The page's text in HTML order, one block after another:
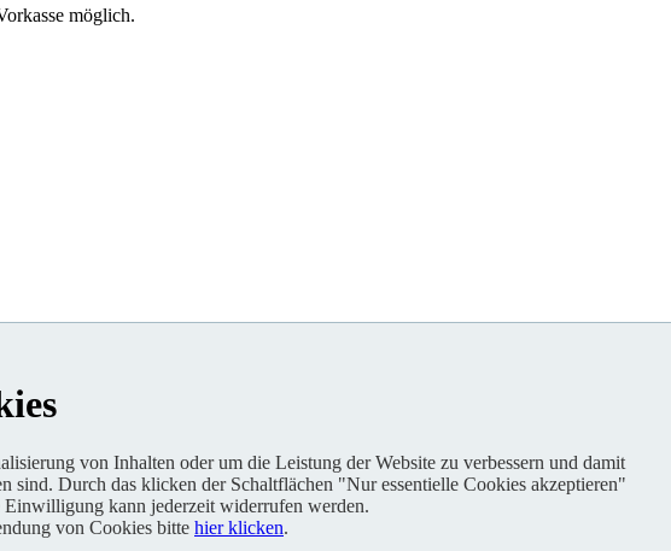
möglich.
von Inhalten oder um die Leistung der Website zu verbessern und damit
sind. Durch das klicken der Schaltflächen "Nur essentielle Cookies akzeptieren"
kann jederzeit widerrufen werden.
von Cookies bitte hier klicken.